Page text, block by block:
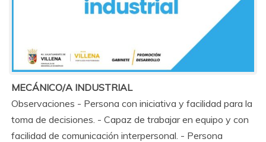
MECÁNICO/A INDUSTRIAL
Observaciones - Persona con iniciativa y facilidad para la
toma de decisiones. - Capaz de trabajar en equipo y con
facilidad de comunicación interpersonal. - Persona